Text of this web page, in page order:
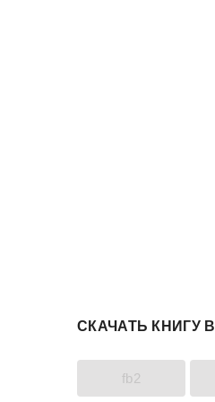
СКАЧАТЬ КНИГУ
fb2